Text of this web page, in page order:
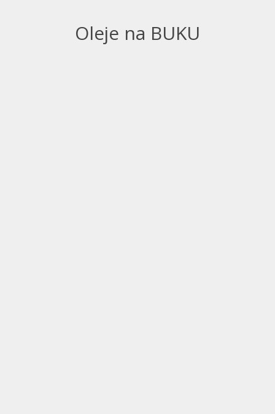
Oleje na BUKU